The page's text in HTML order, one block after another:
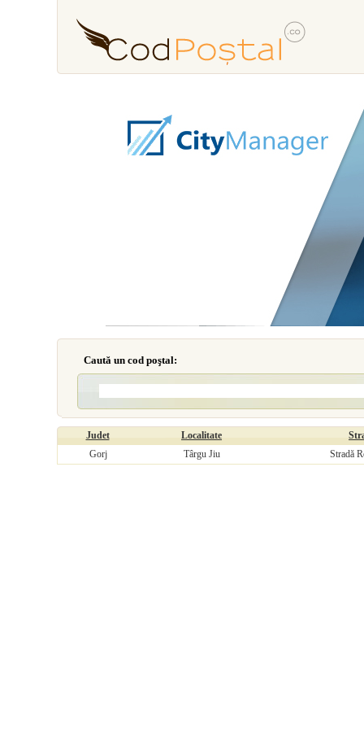
Caută un cod poştal:
Judet Localitate
Gorj
Târgu Jiu Stradă